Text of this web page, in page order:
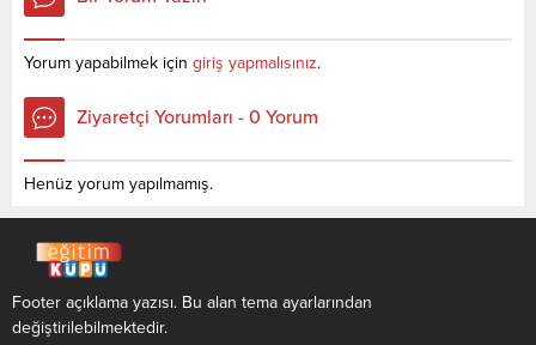
TYT AYT (YKS) Taban
Sıralamaları son 4 yıla ait
veriler aşağıdaki gibidir. Bu
puanlar 2021, 2020, 2019 ve
2018 yıllarına ait Üniversite
puanlarıdır. Sayfamızdaki
verilerin
tamamı ÖSYM ve YÖK-
YÖKATLAS tarafından
yayınlanmış olan en son...
2020 yılına ait önlisans (iki
YÖK (YÖKATLAS) tarafından...
Yorum yapabilmek için giriş yapmalısınız.
Ziyaretçi Yorumları - 0 Yorum
Henüz yorum yapılmamış.
Footer açıklama yazısı. Bu alan tema ayarlarından
değiştirilebilmektedir.